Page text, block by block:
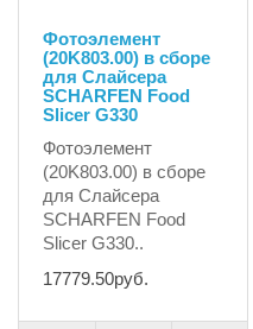
Фотоэлемент
(20K803.00) в сборе
для Слайсера
SCHARFEN Food
Slicer G330
Фотоэлемент
(20K803.00) в сборе
для Слайсера
SCHARFEN Food
Slicer G330..
17779.50руб.